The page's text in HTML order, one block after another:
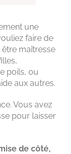
une
faire de
maîtresse
poils, ou
aux autres.
Vous avez
pour laisser
de côté,